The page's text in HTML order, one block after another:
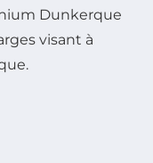
Dunkerque
visant à